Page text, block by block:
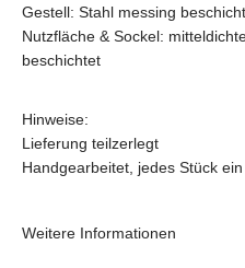
Gestell: Stahl messing
Nutzfläche & Sockel:
beschichtet
Hinweise:
Lieferung teilzerlegt
Handgearbeitet, jedes Stück
Weitere Informationen